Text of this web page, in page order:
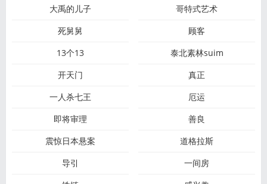
大禹的儿子
哥特式艺术
死舅舅
顾客
13个13
泰北素林suim
开天门
真正
一人杀七王
厄运
即将审理
善良
震惊日本悬案
道格拉斯
导引
一间房